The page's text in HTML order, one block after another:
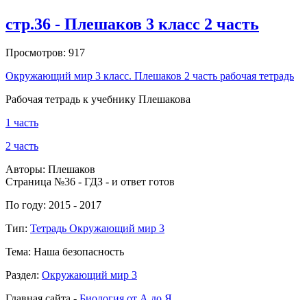
стр.36 - Плешаков 3 класс 2 часть
Просмотров: 917
Окружающий мир 3 класс. Плешаков 2 часть рабочая тетрадь
Рабочая тетрадь к учебнику Плешакова
1 часть
2 часть
Авторы: Плешаков
Страница №36 - ГДЗ - и ответ готов
По году: 2015 - 2017
Тип: Тетрадь Окружающий мир 3
Тема: Наша безопасность
Раздел: Окружающий мир 3